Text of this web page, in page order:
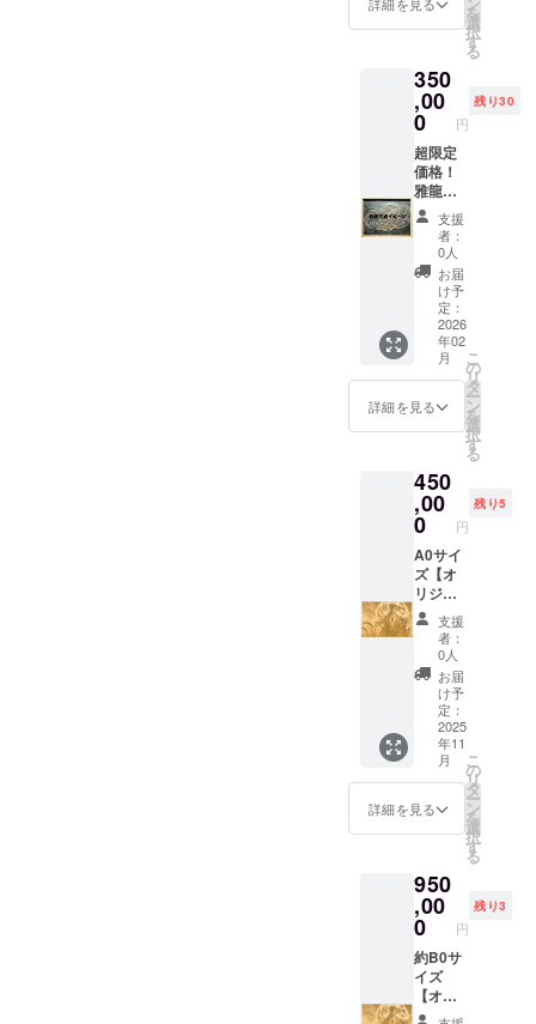
いただ
きま
す。
※無理に
高額な
場所で
なくて
大丈夫
です ※
日程調
整につ
いて ・
訪問日
はクラ
ファン
終了後
に 個
別で相
だきま
す
（2025
年7月以
降予
定）
の版画
裏に販
の彫刻
印を入
れてお
届けし
ます
ザー彫
刻作品
しま
す。
（商品
の説
明） ・
数量：1
点 ・サ
イズ：
841×59
4mm・
MDF5.5
ｍｍ
を
選
択
す
る
350
,00
0 円
残り30
超限定
価格！
雅龍
garo 原
画オー
ダー：
A2サイ
ズ クラ
ファン
特別価
格！ 通
常50
万〜の
オー
ダー原
画が35
イズ：
594×42
0 mm ※
額縁も
制作し
ます ※
線画
デー
ターか
らのセ
ミオー
ダー作
成にな
ります
※画像よ
りデー
タをお
選び頂
き、備
考欄に
さい！
支援
者：
0人
お届
け予
定：
2026
年02
月
詳細を見る
こ
の
リ
タ
ー
ン
を
選
択
す
る
450
,00
0 円
残り5
A0サイ
ズ【オ
リジナ
ルデザ
イン
レー
ザー彫
刻 】 月
夜見(ツ
クヨミ)
をデザ
インし
た MDF
レー
ザー彫
刻作品
しま
す。
（商品
の説
明） ・
数量：1
点 ・サ
イズ：
支援
者：
0人
お届
け予
定：
2025
年11
月
詳細を見る
こ
の
リ
タ
ー
ン
を
選
択
す
る
950
,00
0 円
残り3
約B0サ
イズ
【オリ
ジナル